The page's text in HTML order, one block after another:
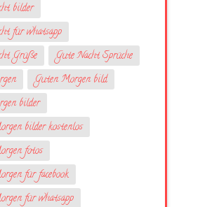
bilder
für whatsapp
Grüße
Gute Nacht Sprüche
Guten Morgen bild
bilder
bilder kostenlos
fotos
für facebook
für whatsapp